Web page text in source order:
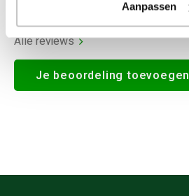
Aanpassen
Alle reviews
Je beoordeling toevoegen